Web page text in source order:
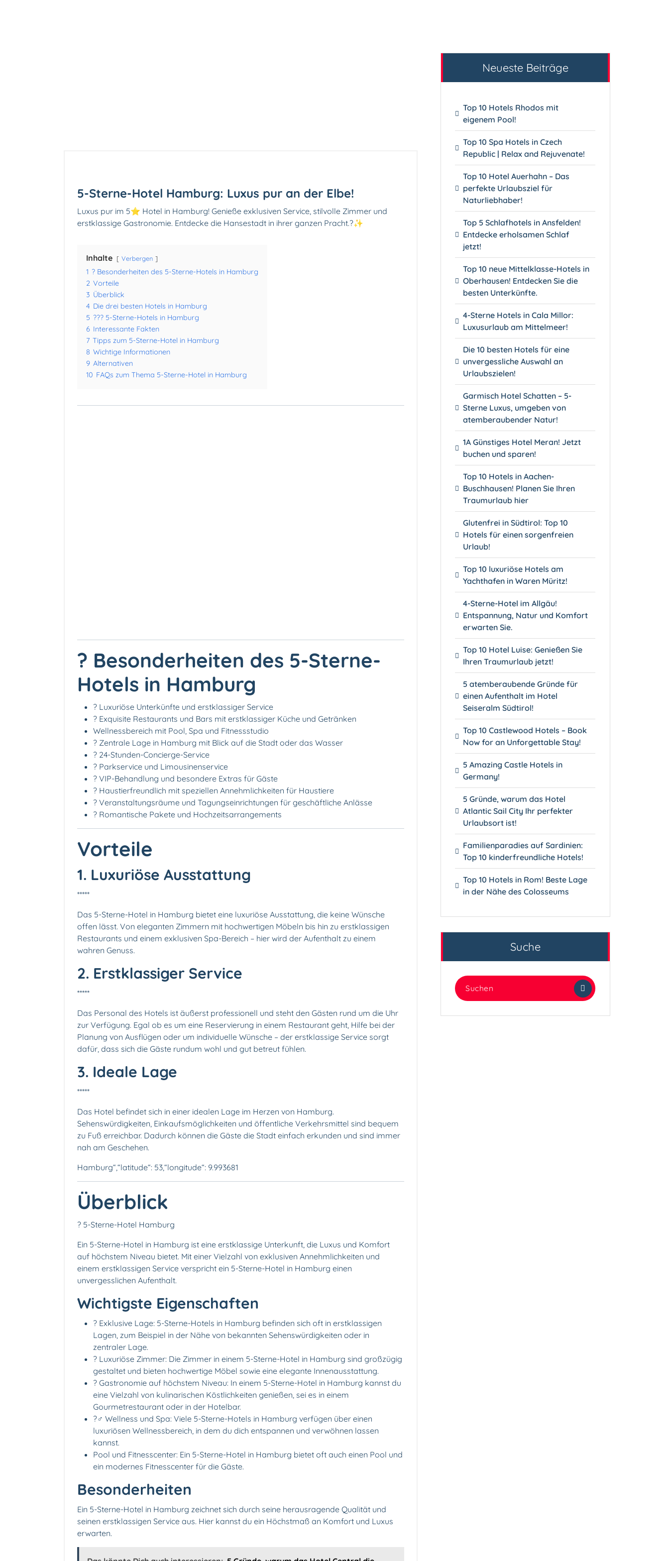
5-Sterne-Hotel Hamburg: Luxus pur an der Elbe!
Luxus pur im 5⭐ Hotel in Hamburg! Genieße exklusiven Service, stilvolle Zimmer und
erstklassige Gastronomie. Entdecke die Hansestadt in ihrer ganzen Pracht.?✨
Inhalte Verbergen
1 ? Besonderheiten des 5-Sterne-Hotels in Hamburg
2 Vorteile
3 Überblick
4 Die drei besten Hotels in Hamburg
5 ??? 5-Sterne-Hotels in Hamburg
6 Interessante Fakten
7 Tipps zum 5-Sterne-Hotel in Hamburg
8 Wichtige Informationen
9 Alternativen
10 FAQs zum Thema 5-Sterne-Hotel in Hamburg
? Besonderheiten des 5-Sterne-
Hotels in Hamburg
? Luxuriöse Unterkünfte und erstklassiger Service
?️ Exquisite Restaurants und Bars mit erstklassiger Küche und Getränken
Wellnessbereich mit Pool, Spa und Fitnessstudio
? Zentrale Lage in Hamburg mit Blick auf die Stadt oder das Wasser
?️ 24-Stunden-Concierge-Service
? Parkservice und Limousinenservice
? VIP-Behandlung und besondere Extras für Gäste
? Haustierfreundlich mit speziellen Annehmlichkeiten für Haustiere
? Veranstaltungsräume und Tagungseinrichtungen für geschäftliche Anlässe
? Romantische Pakete und Hochzeitsarrangements
Vorteile
1. Luxuriöse Ausstattung
*****
Das 5-Sterne-Hotel in Hamburg bietet eine luxuriöse Ausstattung, die keine Wünsche
offen lässt. Von eleganten Zimmern mit hochwertigen Möbeln bis hin zu erstklassigen
Restaurants und einem exklusiven Spa-Bereich – hier wird der Aufenthalt zu einem
wahren Genuss.
2. Erstklassiger Service
*****
Das Personal des Hotels ist äußerst professionell und steht den Gästen rund um die Uhr
zur Verfügung. Egal ob es um eine Reservierung in einem Restaurant geht, Hilfe bei der
Planung von Ausflügen oder um individuelle Wünsche – der erstklassige Service sorgt
dafür, dass sich die Gäste rundum wohl und gut betreut fühlen.
3. Ideale Lage
*****
Das Hotel befindet sich in einer idealen Lage im Herzen von Hamburg.
Sehenswürdigkeiten, Einkaufsmöglichkeiten und öffentliche Verkehrsmittel sind bequem
zu Fuß erreichbar. Dadurch können die Gäste die Stadt einfach erkunden und sind immer
nah am Geschehen.
Hamburg“,“latitude“: 53,“longitude“: 9.993681
Überblick
? 5-Sterne-Hotel Hamburg
Ein 5-Sterne-Hotel in Hamburg ist eine erstklassige Unterkunft, die Luxus und Komfort
auf höchstem Niveau bietet. Mit einer Vielzahl von exklusiven Annehmlichkeiten und
einem erstklassigen Service verspricht ein 5-Sterne-Hotel in Hamburg einen
unvergesslichen Aufenthalt.
Wichtigste Eigenschaften
? Exklusive Lage: 5-Sterne-Hotels in Hamburg befinden sich oft in erstklassigen
Lagen, zum Beispiel in der Nähe von bekannten Sehenswürdigkeiten oder in
zentraler Lage.
?️ Luxuriöse Zimmer: Die Zimmer in einem 5-Sterne-Hotel in Hamburg sind großzügig
gestaltet und bieten hochwertige Möbel sowie eine elegante Innenausstattung.
?️ Gastronomie auf höchstem Niveau: In einem 5-Sterne-Hotel in Hamburg kannst du
eine Vielzahl von kulinarischen Köstlichkeiten genießen, sei es in einem
Gourmetrestaurant oder in der Hotelbar.
?‍♂️ Wellness und Spa: Viele 5-Sterne-Hotels in Hamburg verfügen über einen
luxuriösen Wellnessbereich, in dem du dich entspannen und verwöhnen lassen
kannst.
Pool und Fitnesscenter: Ein 5-Sterne-Hotel in Hamburg bietet oft auch einen Pool und
ein modernes Fitnesscenter für die Gäste.
Besonderheiten
Ein 5-Sterne-Hotel in Hamburg zeichnet sich durch seine herausragende Qualität und
seinen erstklassigen Service aus. Hier kannst du ein Höchstmaß an Komfort und Luxus
erwarten.
Neueste Beiträge
Top 10 Hotels Rhodos mit
eigenem Pool!
Top 10 Spa Hotels in Czech
Republic | Relax and Rejuvenate!
Top 10 Hotel Auerhahn – Das
perfekte Urlaubsziel für
Naturliebhaber!
Top 5 Schlafhotels in Ansfelden!
Entdecke erholsamen Schlaf
jetzt!
Top 10 neue Mittelklasse-Hotels in
Oberhausen! Entdecken Sie die
besten Unterkünfte.
4-Sterne Hotels in Cala Millor:
Luxusurlaub am Mittelmeer!
Die 10 besten Hotels für eine
unvergessliche Auswahl an
Urlaubszielen!
Garmisch Hotel Schatten – 5-
Sterne Luxus, umgeben von
atemberaubender Natur!
1A Günstiges Hotel Meran! Jetzt
buchen und sparen!
Top 10 Hotels in Aachen-
Buschhausen! Planen Sie Ihren
Traumurlaub hier
Glutenfrei in Südtirol: Top 10
Hotels für einen sorgenfreien
Urlaub!
Top 10 luxuriöse Hotels am
Yachthafen in Waren Müritz!
4-Sterne-Hotel im Allgäu!
Entspannung, Natur und Komfort
erwarten Sie.
Top 10 Hotel Luise: Genießen Sie
Ihren Traumurlaub jetzt!
5 atemberaubende Gründe für
einen Aufenthalt im Hotel
Seiseralm Südtirol!
Top 10 Castlewood Hotels – Book
Now for an Unforgettable Stay!
5 Amazing Castle Hotels in
Germany!
5 Gründe, warum das Hotel
Atlantic Sail City Ihr perfekter
Urlaubsort ist!
Familienparadies auf Sardinien:
Top 10 kinderfreundliche Hotels!
Top 10 Hotels in Rom! Beste Lage
in der Nähe des Colosseums
Suche
Suchen
nach: